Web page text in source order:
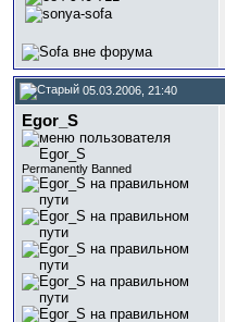
05.03.2006, 21:40
Egor_S
Permanently Banned